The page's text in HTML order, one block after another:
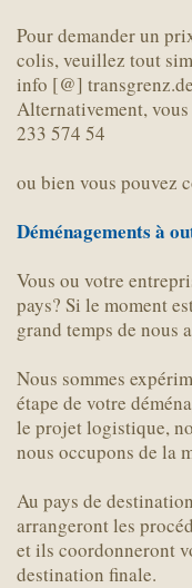
Pour demander un
colis, veuillez tout
info [@]
Alternativement,
233 574 54
ou bien vous pouvez
Déménagements à
Vous ou votre
pays? Si le moment
grand temps de nous
Nous sommes
étape de votre
le projet logistique,
nous occupons de la
Au pays de
arrangeront les
et ils coordonneront
destination finale.